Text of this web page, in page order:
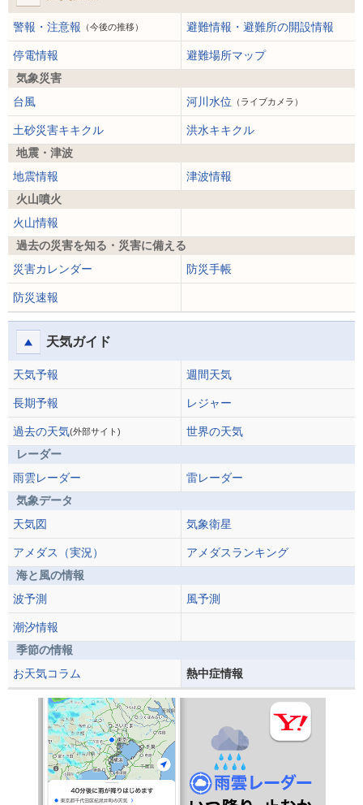
警報・注意報 （今後の推移） 避難情報・避難所の開設情報
停電情報
避難場所マップ
気象災害
台風
河川水位 （ライブカメラ）
土砂災害キキクル
洪水キキクル
地震・津波
地震情報
津波情報
火山噴火
火山情報
過去の災害を知る・災害に備える
災害カレンダー
防災手帳
防災速報
天気ガイド
天気予報 週間天気
長期予報 レジャー
過去の天気(外部サイト)
世界の天気
レーダー
雨雲レーダー
雷レーダー
気象データ
天気図
気象衛星
アメダス（実況）
アメダスランキング
海と風の情報
波予測
風予測
潮汐情報
季節の情報
お天気コラム
熱中症情報